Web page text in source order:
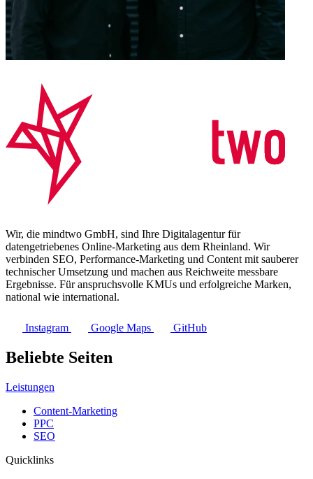
Wir, die mindtwo GmbH, sind Ihre Digitalagentur für
datengetriebenes Online-Marketing aus dem Rheinland. Wir
verbinden SEO, Performance-Marketing und Content mit sauberer
technischer Umsetzung und machen aus Reichweite messbare
Ergebnisse. Für anspruchsvolle KMUs und erfolgreiche Marken,
national wie international.
Instagram Google Maps GitHub
Beliebte Seiten
Leistungen
Content-Marketing
PPC
SEO
Quicklinks